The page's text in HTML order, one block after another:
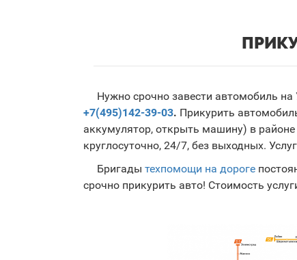
Нужно срочно завести автомобиль
+7(495)142-39-03. Прикурить
аккумулятор, открыть машину) в
круглосуточно, 24/7, без выходных.
Бригады техпомощи на дороге
срочно прикурить авто! Стоимость